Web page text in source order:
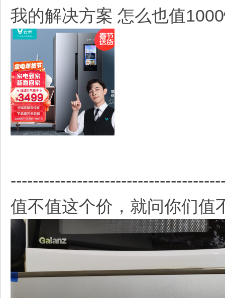
我的解决方案 怎么也值
值不值这个价，就问你们值